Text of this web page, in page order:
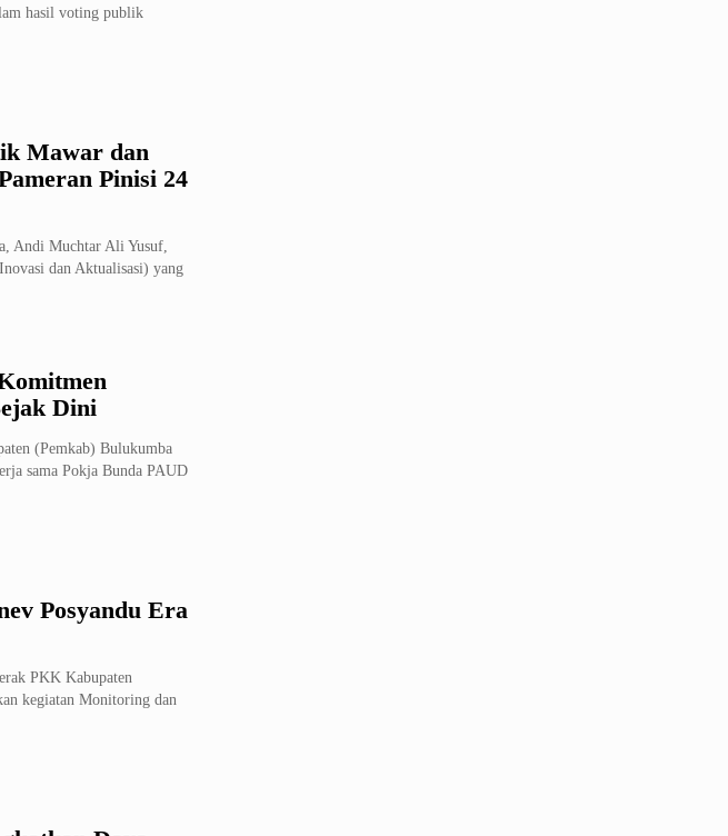
hasil voting publik
Mawar dan
Pinisi 24
Andi Muchtar Ali Yusuf,
dan Aktualisasi) yang
Dini
(Pemkab) Bulukumba
sama Pokja Bunda PAUD
Posyandu Era
PKK Kabupaten
kegiatan Monitoring dan